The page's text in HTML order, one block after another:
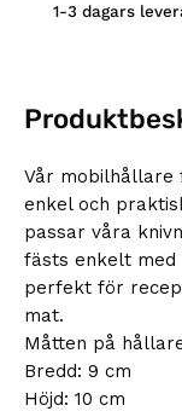
1-3 dagars
Vår mobilhållare
enkel och
passar våra
fästs enkelt med
perfekt för
mat.
Måtten på
Bredd: 9 cm
Höjd: 10 cm